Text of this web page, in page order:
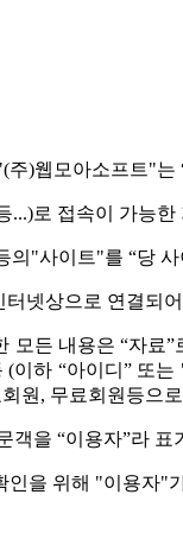
)웹모아소프트"는
로 접속이 가능
"사이트"를 “당
넷상으로 연결되
든 내용은 “자료
하 “아이디” 또
원, 무료회원등으
을 “이용자”라 표
을 위해 "이용자"